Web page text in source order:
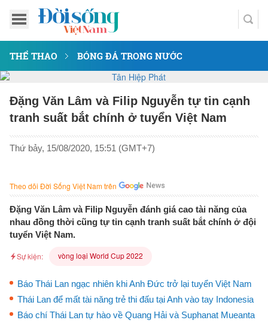
THỂ THAO BÓNG ĐÁ TRONG NƯỚC
Đặng Văn Lâm và Filip Nguyễn tự tin cạnh
tranh suất bắt chính ở tuyển Việt Nam
Thứ bảy, 15/08/2020, 15:51 (GMT+7)
Theo dõi Đời Sống Việt Nam trên
Đặng Văn Lâm và Filip Nguyễn đánh giá cao tài năng của
nhau đồng thời cũng tự tin cạnh tranh suất bắt chính ở đội
tuyển Việt Nam.
Sự kiện: vòng loại World Cup 2022
Báo Thái Lan ngạc nhiên khi Anh Đức trở lại tuyển Việt Nam
Thái Lan để mất tài năng trẻ thi đấu tại Anh vào tay Indonesia
Báo chí Thái Lan tự hào về Quang Hải và Suphanat Mueanta